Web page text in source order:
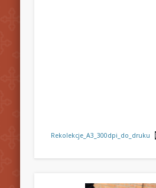
Rekolekcje_A3_300dpi_do_druku